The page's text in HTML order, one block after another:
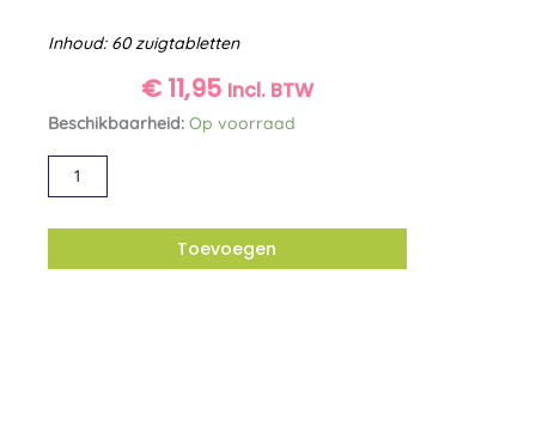
Inhoud: 60 zuigtabletten
€11,95 Incl. BTW
Beschikbaarheid: Op voorraad
Zink
+
aantal
Toevoegen